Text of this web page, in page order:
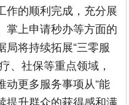
作的顺利完成，充分展
掌上申请秒办等方面的
将持续拓展“三零服
、社保等重点领域，
动更多服务事项从“能
提升群众的获得感和满